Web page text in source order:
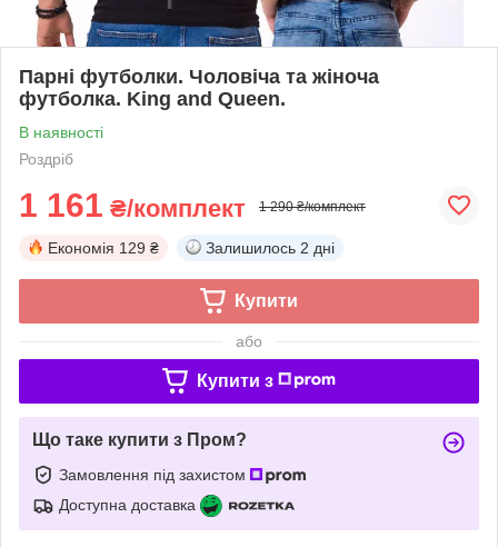
Парні футболки. Чоловіча та жіноча
футболка. King and Queen.
В наявності
Роздріб
1 161 ₴/комплект 1 290 ₴/комплект
Економія 129 ₴ Залишилось 2 дні
Купити
або
Купити з
Що таке купити з Пром?
Замовлення під захистом
Доступна доставка